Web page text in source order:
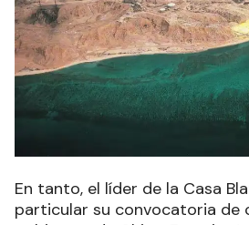
En tanto, el líder de la Casa
particular su convocatoria de